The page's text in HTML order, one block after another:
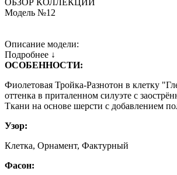
ОБЗОР КОЛЛЕКЦИИ
Модель №12
Описание модели:
Подробнее ↓
ОСОБЕННОСТИ:
Фиолетовая Тройка-Разнотон в клетку
оттенка в приталенном силуэте с
Ткани на основе шерсти с добавлением
Узор:
Клетка, Орнамент, Фактурный
Фасон: